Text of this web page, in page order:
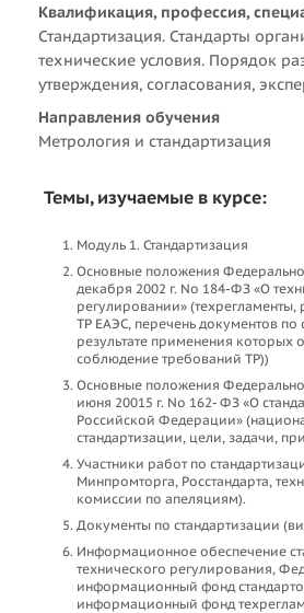
Квалификация, профессия,
Стандартизация. Стандарты
технические условия. Порядок
утверждения, согласования,
Направления обучения
Метрология и стандартизация
Темы, изучаемые в курсе:
Модуль 1. Стандартизация
Основные положения
декабря 2002 г. No 184-ФЗ «О
регулировании» (техрегламенты,
ТР ЕАЭС, перечень документов по
результате применения которых
соблюдение требований ТР))
Основные положения
июня 20015 г. No 162- ФЗ «О
Российской Федерации»
стандартизации, цели, задачи,
Участники работ по
Минпромторга, Росстандарта,
комиссии по апеляциям).
Документы по стандартизации
Информационное обеспечение
технического регулирования,
информационный фонд
информационный фонд